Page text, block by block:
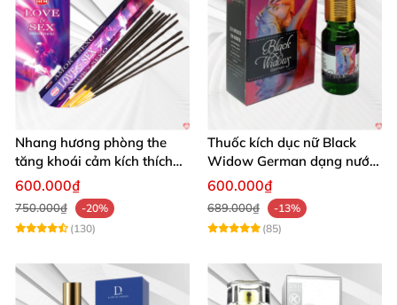
Nhang hương phòng the
tăng khoái cảm kích thích
ham muốn nhẹ nhàng tự
600.000₫
750.000₫
-20%
(130)
Thuốc kích dục nữ Black
Widow German dạng nước
không mùi cực mạnh giá rẻ
600.000₫
689.000₫
-13%
(85)